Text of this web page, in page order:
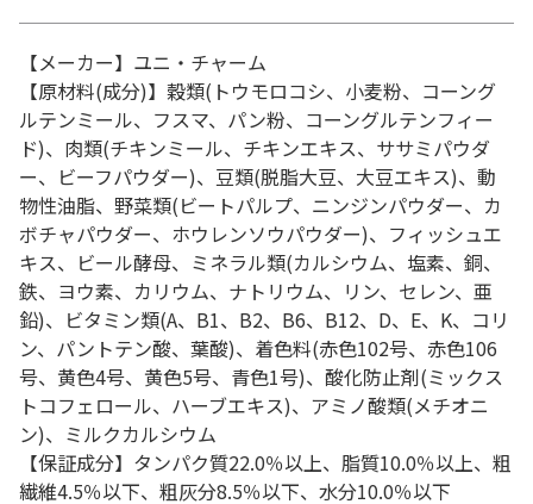
【メーカー】ユニ・チャーム
【原材料(成分)】穀類(トウモロコシ、小麦粉、コーング
ルテンミール、フスマ、パン粉、コーングルテンフィー
ド)、肉類(チキンミール、チキンエキス、ササミパウダ
ー、ビーフパウダー)、豆類(脱脂大豆、大豆エキス)、動
物性油脂、野菜類(ビートパルプ、ニンジンパウダー、カ
ボチャパウダー、ホウレンソウパウダー)、フィッシュエ
キス、ビール酵母、ミネラル類(カルシウム、塩素、銅、
鉄、ヨウ素、カリウム、ナトリウム、リン、セレン、亜
鉛)、ビタミン類(A、B1、B2、B6、B12、D、E、K、コリ
ン、パントテン酸、葉酸)、着色料(赤色102号、赤色106
号、黄色4号、黄色5号、青色1号)、酸化防止剤(ミックス
トコフェロール、ハーブエキス)、アミノ酸類(メチオニ
ン)、ミルクカルシウム
【保証成分】タンパク質22.0％以上、脂質10.0％以上、粗
繊維4.5％以下、粗灰分8.5％以下、水分10.0％以下